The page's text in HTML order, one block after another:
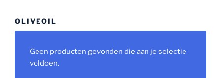
OLIVEOIL
Geen producten gevonden die aan je selectie
voldoen.